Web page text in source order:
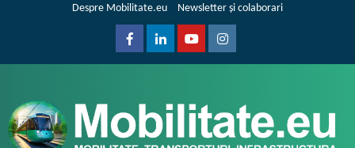
Despre Mobilitate.eu Newsletter și colaborari
FacebookLinkedinYoutubeInstagram